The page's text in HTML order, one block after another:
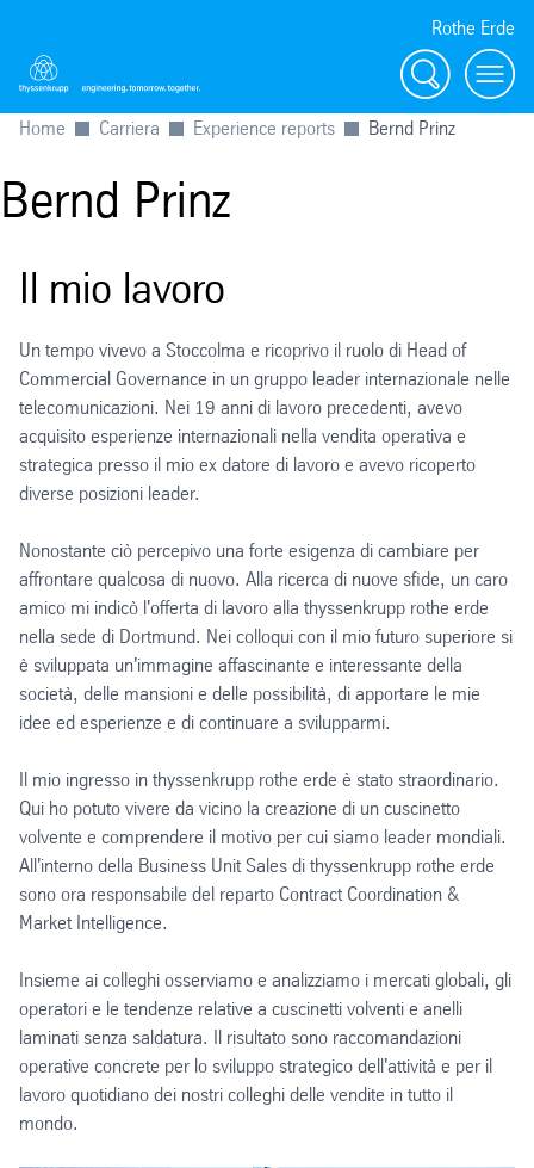
Rothe Erde
Ricerca
Home Carriera Experience reports Bernd Prinz
Bernd Prinz
Il mio lavoro
Un tempo vivevo a Stoccolma e ricoprivo il ruolo di Head of
Commercial Governance in un gruppo leader internazionale nelle
telecomunicazioni. Nei 19 anni di lavoro precedenti, avevo
acquisito esperienze internazionali nella vendita operativa e
strategica presso il mio ex datore di lavoro e avevo ricoperto
diverse posizioni leader.
Nonostante ciò percepivo una forte esigenza di cambiare per
affrontare qualcosa di nuovo. Alla ricerca di nuove sfide, un caro
amico mi indicò l'offerta di lavoro alla thyssenkrupp rothe erde
nella sede di Dortmund. Nei colloqui con il mio futuro superiore si
è sviluppata un'immagine affascinante e interessante della
società, delle mansioni e delle possibilità, di apportare le mie
idee ed esperienze e di continuare a svilupparmi.
Il mio ingresso in thyssenkrupp rothe erde è stato straordinario.
Qui ho potuto vivere da vicino la creazione di un cuscinetto
volvente e comprendere il motivo per cui siamo leader mondiali.
All'interno della Business Unit Sales di thyssenkrupp rothe erde
sono ora responsabile del reparto Contract Coordination &
Market Intelligence.
Insieme ai colleghi osserviamo e analizziamo i mercati globali, gli
operatori e le tendenze relative a cuscinetti volventi e anelli
laminati senza saldatura. Il risultato sono raccomandazioni
operative concrete per lo sviluppo strategico dell'attività e per il
lavoro quotidiano dei nostri colleghi delle vendite in tutto il
mondo.